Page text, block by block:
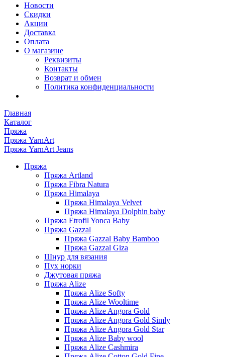
Новости
Скидки
Акции
Доставка
Оплата
О магазине
Реквизиты
Контакты
Возврат и обмен
Политика конфиденциальности
Главная
Каталог
Пряжа
Пряжа YarnArt
Пряжа YarnArt Jeans
Пряжа
Пряжа Artland
Пряжа Fibra Natura
Пряжа Himalaya
Пряжа Himalaya Velvet
Пряжа Himalaya Dolphin baby
Пряжа Etrofil Yonca Baby
Пряжа Gazzal
Пряжа Gazzal Baby Bamboo
Пряжа Gazzal Giza
Шнур для вязания
Пух норки
Джутовая пряжа
Пряжа Alize
Пряжа Alize Softy
Пряжа Alize Wooltime
Пряжа Alize Angora Gold
Пряжа Alize Angora Gold Simly
Пряжа Alize Angora Gold Star
Пряжа Alize Baby wool
Пряжа Alize Cashmira